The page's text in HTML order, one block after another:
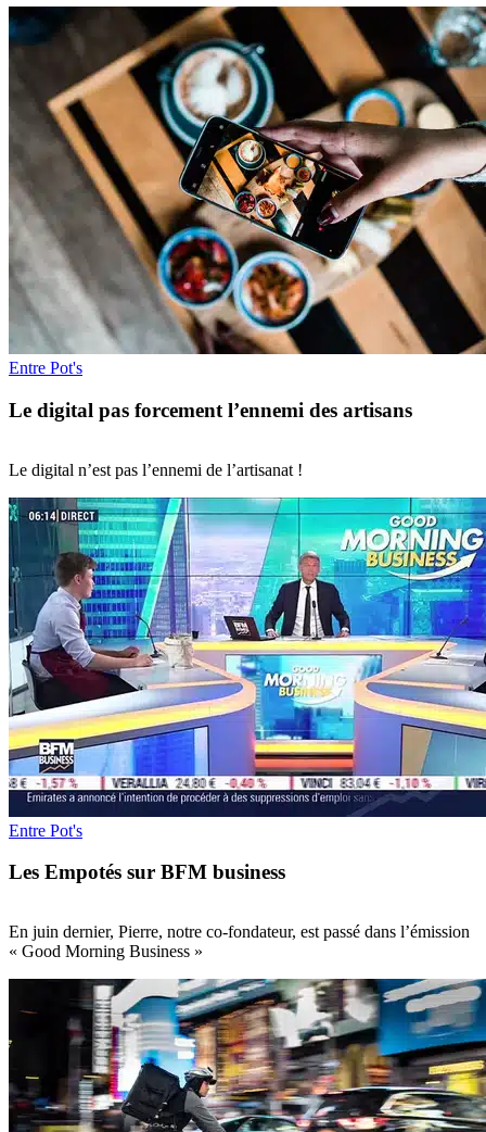
Entre Pot's
Le digital pas forcement l’ennemi des artisans
Le digital n’est pas l’ennemi de l’artisanat !
Entre Pot's
Les Empotés sur BFM business
En juin dernier, Pierre, notre co-fondateur, est passé dans l’émission
« Good Morning Business »